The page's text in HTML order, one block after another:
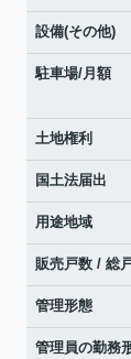
設備(その他)
駐車場/月額
土地権利
国土法届出
用途地域
販売戸数 / 総
管理形態
管理員の勤務